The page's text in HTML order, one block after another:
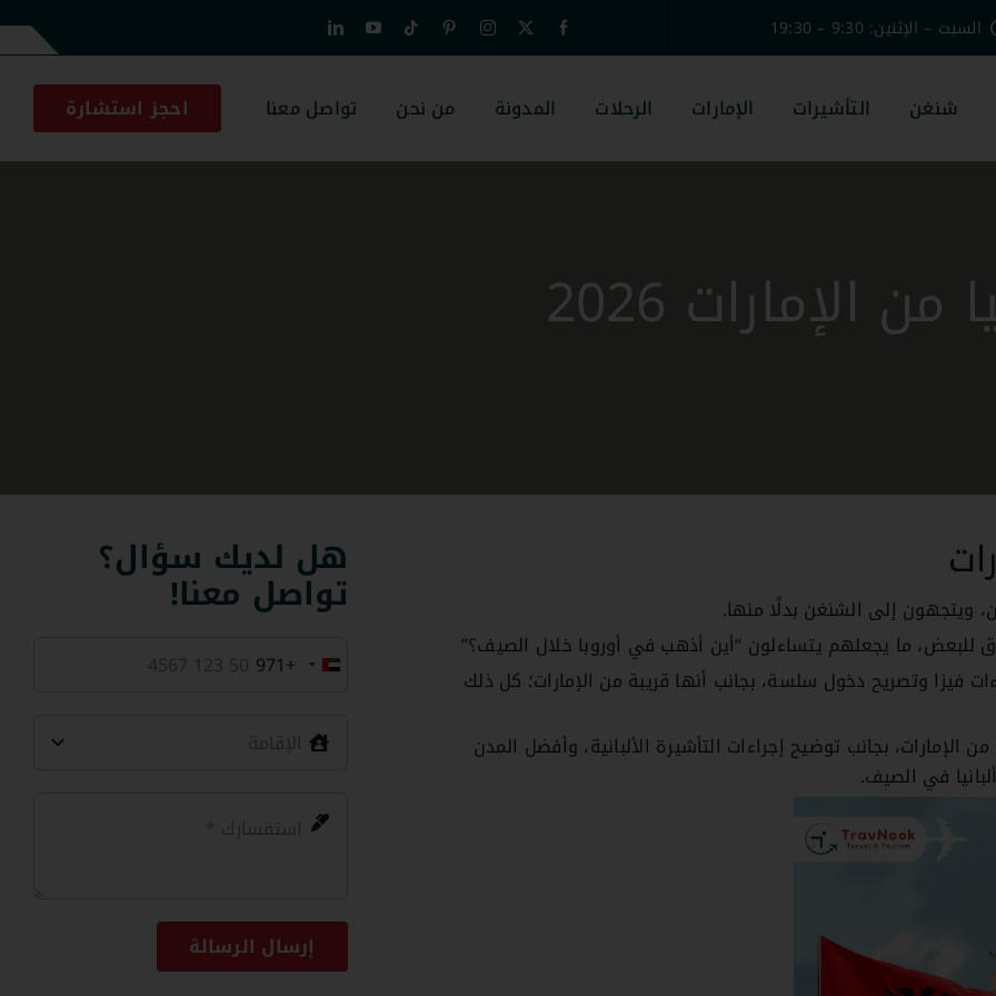
السبت – الإثنين: 9:30 – 19:30
شنغن التأشيرات الإمارات الرحلات المدونة من نحن تواصل معنا احجز استشارة
الإمارات 2026
ويتجهون إلى الشنغن بدلًا منها.
ما يجعلهم يتساءلون “أين أذهب في أوروبا خلال الصيف؟”
فيزا وتصريح دخول سلسة، بجانب أنها قريبة من الإمارات؛ كل ذلك
بجانب توضيح إجراءات التأشيرة الألبانية، وأفضل المدن
في الصيف.
هل لديك سؤال؟
تواصل معنا!
United
Emirates
+971
+971
إرسال الرسالة